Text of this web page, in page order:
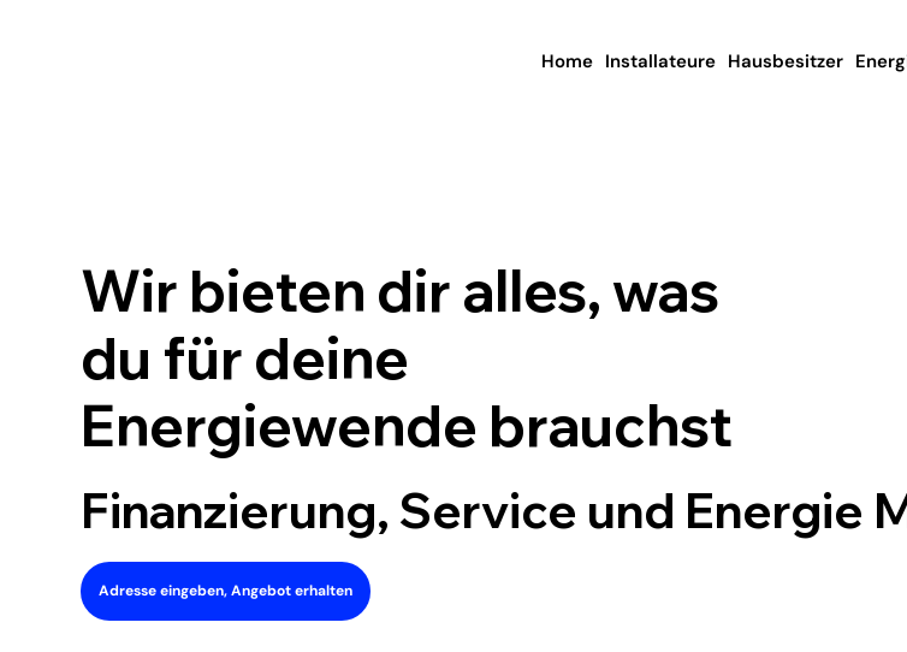
Home Installateure Hausbesitzer
Wir bieten dir alles, was
du für deine
Energiewende brauchst
Finanzierung, Service und Energie
Adresse eingeben, Angebot erhalten